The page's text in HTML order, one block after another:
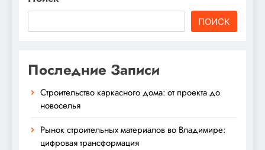
ПОИСК
Последние Записи
Строительство каркасного дома: от проекта до
новоселья
Рынок строительных материалов во Владимире:
цифровая трансформация